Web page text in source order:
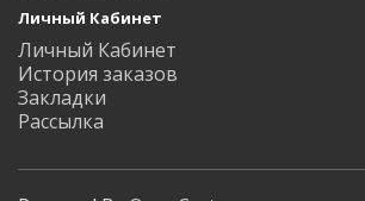
Личный Кабинет
Личный Кабинет
История заказов
Закладки
Рассылка